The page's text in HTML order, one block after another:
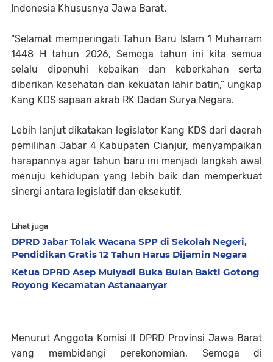
Indonesia Khususnya Jawa Barat.
“Selamat memperingati Tahun Baru Islam 1 Muharram
1448 H tahun 2026, Semoga tahun ini kita semua
selalu dipenuhi kebaikan dan keberkahan serta
diberikan kesehatan dan kekuatan lahir batin,” ungkap
Kang KDS sapaan akrab RK Dadan Surya Negara.
Lebih lanjut dikatakan legislator Kang KDSdari daerah
pemilihan Jabar 4 Kabupaten Cianjur, menyampaikan
harapannya agar tahun baru ini menjadi langkah awal
menuju kehidupan yang lebih baik dan memperkuat
sinergi antara legislatif dan eksekutif.
Lihat juga
DPRD Jabar Tolak Wacana SPP di Sekolah Negeri,
Pendidikan Gratis 12 Tahun Harus Dijamin Negara
Ketua DPRD Asep Mulyadi Buka Bulan Bakti Gotong
Royong Kecamatan Astanaanyar
Menurut Anggota Komisi II DPRD Provinsi Jawa Barat
yang membidangi perekonomian, Semoga di